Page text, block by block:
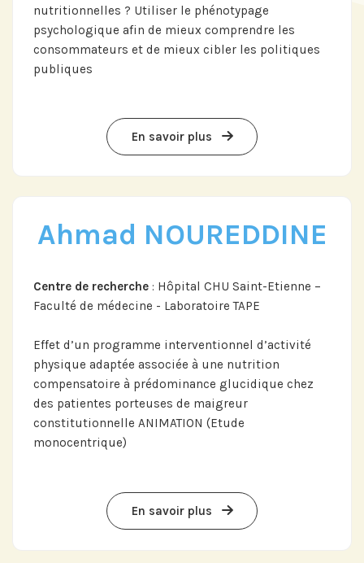
nutritionnelles ? Utiliser le phénotypage
psychologique afin de mieux comprendre les
consommateurs et de mieux cibler les politiques
publiques
En savoir plus
Ahmad NOUREDDINE
Centre de recherche : Hôpital CHU Saint-Etienne –
Faculté de médecine - Laboratoire TAPE
Effet d’un programme interventionnel d’activité
physique adaptée associée à une nutrition
compensatoire à prédominance glucidique chez
des patientes porteuses de maigreur
constitutionnelle ANIMATION (Etude
monocentrique)
En savoir plus